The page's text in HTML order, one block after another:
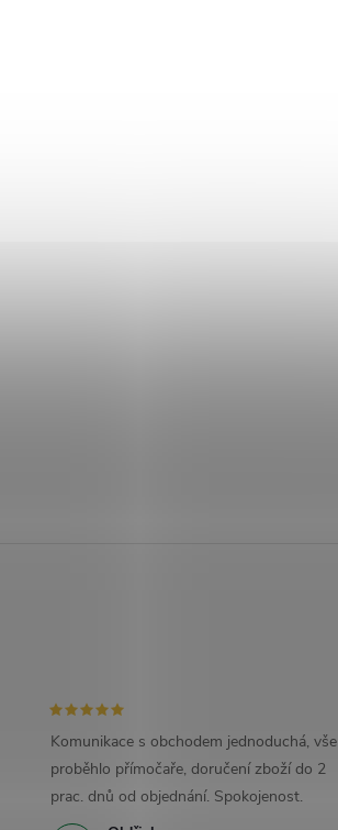
Komunikace s obchodem jednoduchá, vše
proběhlo přímočaře, doručení zboží do 2
prac. dnů od objednání. Spokojenost.